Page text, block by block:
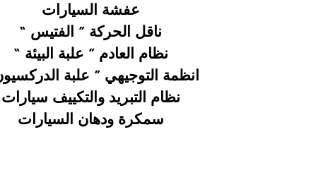
عفشة السيارات
ناقل الحركة ” الفتيس “
نظام العادم ” علبة البيئة “
انظمة التوجيهي ” علبة
نظام التبريد والتكييف سيارات
سمكرة ودهان السيارات